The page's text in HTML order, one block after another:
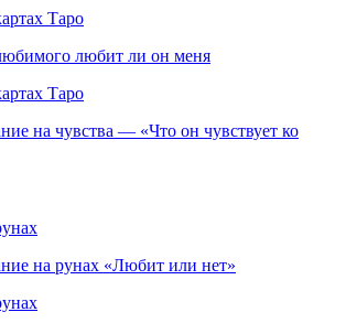
Таро
любит ли он меня
Таро
на чувства — «Что он чувствует ко
на рунах «Любит или нет»